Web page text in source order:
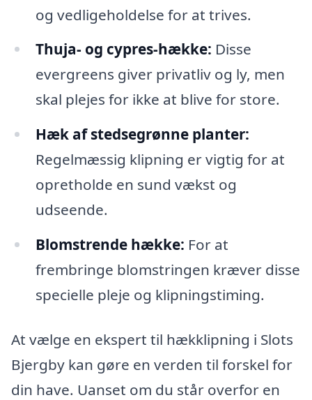
og vedligeholdelse for at trives.
Thuja- og cypres-hække: Disse
evergreens giver privatliv og ly, men
skal plejes for ikke at blive for store.
Hæk af stedsegrønne planter:
Regelmæssig klipning er vigtig for at
opretholde en sund vækst og
udseende.
Blomstrende hække: For at
frembringe blomstringen kræver disse
specielle pleje og klipningstiming.
At vælge en ekspert til hækklipning i Slots
Bjergby kan gøre en verden til forskel for
din have. Uanset om du står overfor en